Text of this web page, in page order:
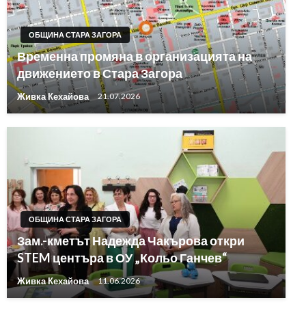
ОБЩИНА СТАРА ЗАГОРА
Временна промяна в организацията на
движението в Стара Загора
Живка Кехайова 21.07.2026
ОБЩИНА СТАРА ЗАГОРА
Зам.-кметът Надежда Чакърова откри
STEM центъра в ОУ „Кольо Ганчев“
Живка Кехайова 11.06.2026